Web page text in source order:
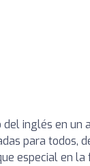
inglés en un
para todos,
especial en